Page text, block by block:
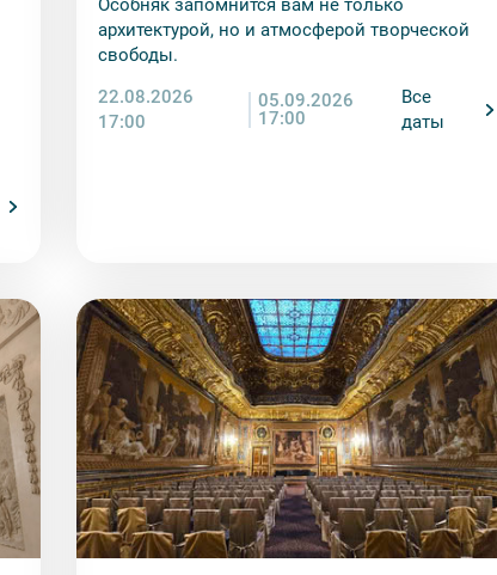
в аренду аудиооборудование. Ответственность за
экскурсионной программы возлагается на
экскурсант обязан возместить полную
возможны изменения, так как некоторые
руководства объекта.
Особняк запомнится вам не только
архитектурой, но и атмосферой творческой
свободы.
22.08.2026
17:00
05.09.2026
17:00
Все
даты